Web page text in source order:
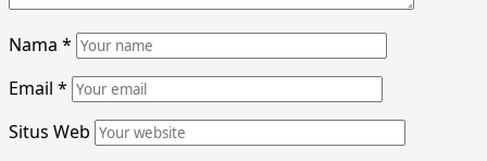
Nama *
Email *
Situs Web